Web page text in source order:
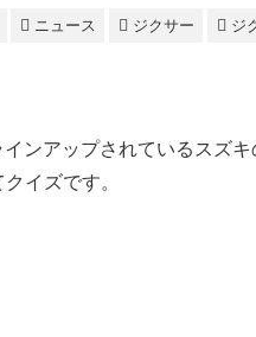
ニュース ジクサー ジ
ンアップされているスズ
イズです。